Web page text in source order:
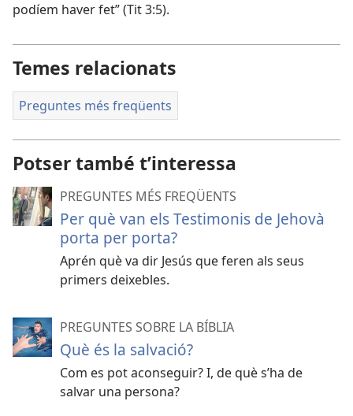
podíem haver fet” (Tit 3:5).
Temes relacionats
Preguntes més freqüents
Potser també t’interessa
PREGUNTES MÉS FREQÜENTS
Per què van els Testimonis de Jehovà
porta per porta?
Aprén què va dir Jesús que feren als seus
primers deixebles.
PREGUNTES SOBRE LA BÍBLIA
Què és la salvació?
Com es pot aconseguir? I, de què s’ha de
salvar una persona?